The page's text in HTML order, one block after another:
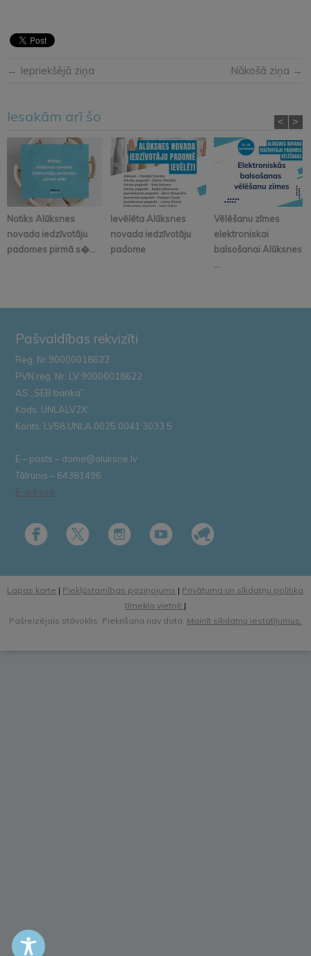
← Iepriekšējā ziņa Nākošā ziņa →
Iesakām arī šo
Notiks Alūksnes
novada iedzīvotāju
padomes pirmā s�...
Ievēlēta Alūksnes
novada iedzīvotāju
padome
Vēlēšanu zīmes
elektroniskai
balsošanai Alūksnes
< >
Pašvaldības rekvizīti
Reģ. Nr.90000018622
PVN reģ. Nr. LV 90000018622
AS „SEB banka”
Kods: UNLALV2X
Konts: LV58 UNLA 0025 0041 3033 5
E – pasts – dome@aluksne.lv
Tālrunis – 64381496
E-adrese
Lapas karte | Piekļūstamības paziņojums | Privātuma un sīkdatņu politika
tīmekļa vietnē |
Pašreizējais stāvoklis: Piekrišana nav dota. Mainīt sīkdatņu iestatījumus.